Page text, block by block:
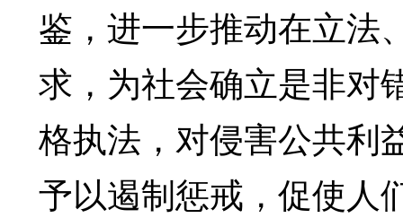
鉴，进一步推动在立法
求，为社会确立是非对
格执法，对侵害公共利
予以遏制惩戒，促使人